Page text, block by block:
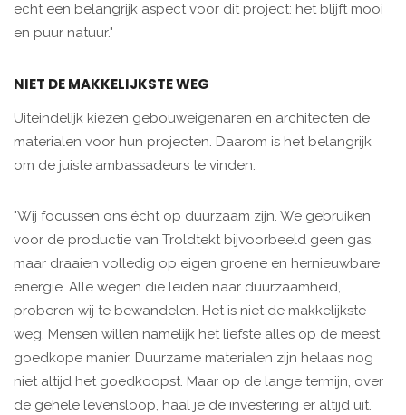
echt een belangrijk aspect voor dit project: het blijft mooi
en puur natuur."
NIET DE MAKKELIJKSTE WEG
Uiteindelijk kiezen gebouweigenaren en architecten de
materialen voor hun projecten. Daarom is het belangrijk
om de juiste ambassadeurs te vinden.
"Wij focussen ons écht op duurzaam zijn. We gebruiken
voor de productie van Troldtekt bijvoorbeeld geen gas,
maar draaien volledig op eigen groene en hernieuwbare
energie. Alle wegen die leiden naar duurzaamheid,
proberen wij te bewandelen. Het is niet de makkelijkste
weg. Mensen willen namelijk het liefste alles op de meest
goedkope manier. Duurzame materialen zijn helaas nog
niet altijd het goedkoopst. Maar op de lange termijn, over
de gehele levensloop, haal je de investering er altijd uit.